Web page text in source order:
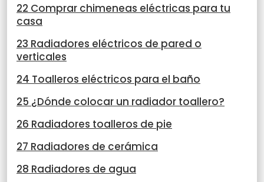
22 Comprar chimeneas eléctricas para tu
casa
23 Radiadores eléctricos de pared o
verticales
24 Toalleros eléctricos para el baño
25 ¿Dónde colocar un radiador toallero?
26 Radiadores toalleros de pie
27 Radiadores de cerámica
28 Radiadores de agua